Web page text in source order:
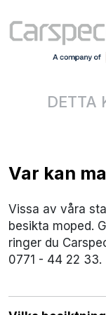
DETTA
Var kan
Vissa av våra
besikta moped.
ringer du
0771 - 44 22 33.